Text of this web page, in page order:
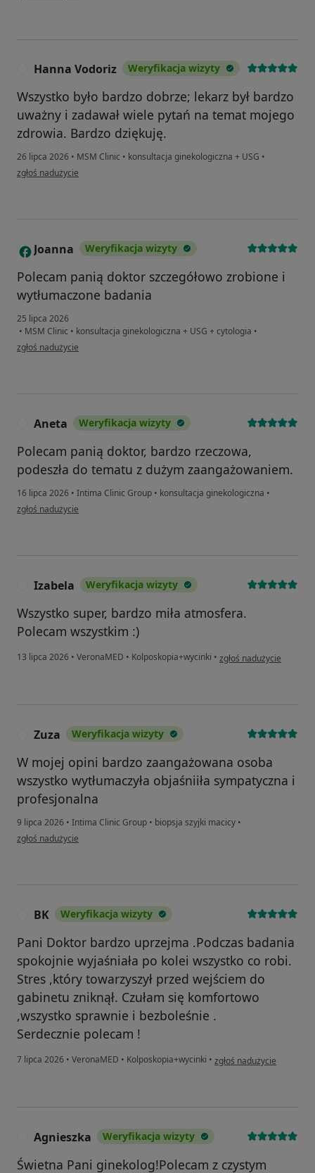
Hanna Vodoriz Weryfikacja wizyty
Wszystko było bardzo dobrze; lekarz był bardzo
uważny i zadawał wiele pytań na temat mojego
zdrowia. Bardzo dziękuję.
26 lipca 2026 • MSM Clinic • konsultacja ginekologiczna + USG •
w opinii użytkownika Hanna Vodoriz
zgłoś nadużycie
J Joanna Weryfikacja wizyty
Polecam panią doktor szczegółowo zrobione i
wytłumaczone badania
25 lipca 2026
• MSM Clinic • konsultacja ginekologiczna + USG + cytologia •
w opinii użytkownika Joanna
zgłoś nadużycie
Aneta Weryfikacja wizyty
Polecam panią doktor, bardzo rzeczowa,
podeszła do tematu z dużym zaangażowaniem.
16 lipca 2026 • Intima Clinic Group • konsultacja ginekologiczna •
w opinii użytkownika Aneta
zgłoś nadużycie
Izabela Weryfikacja wizyty
Wszystko super, bardzo miła atmosfera.
Polecam wszystkim :)
13 lipca 2026 • VeronaMED • Kolposkopia+wycinki • w opinii użytkownika
zgłoś nadużycie
Zuza Weryfikacja wizyty
W mojej opini bardzo zaangażowana osoba
wszystko wytłumaczyła objaśniiła sympatyczna i
profesjonalna
9 lipca 2026 • Intima Clinic Group • biopsja szyjki macicy •
w opinii użytkownika Zuza
zgłoś nadużycie
BK Weryfikacja wizyty
Pani Doktor bardzo uprzejma .Podczas badania
spokojnie wyjaśniała po kolei wszystko co robi.
Stres ,który towarzyszył przed wejściem do
gabinetu zniknął. Czułam się komfortowo
,wszystko sprawnie i bezboleśnie .
Serdecznie polecam !
7 lipca 2026 • VeronaMED • Kolposkopia+wycinki • w opinii użytkownika BK
zgłoś nadużycie
Agnieszka Weryfikacja wizyty
Świetna Pani ginekolog!Polecam z czystym